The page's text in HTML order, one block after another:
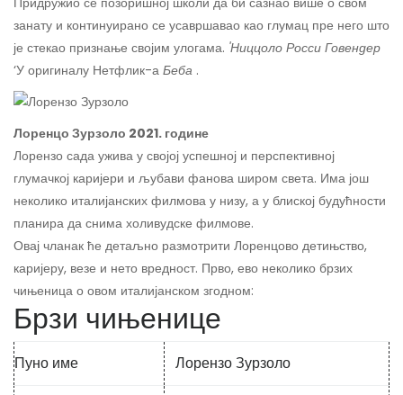
занату и континуирано се усавршавао као глумац пре него што
је стекао признање својим улогама. 'Ниццоло Росси Говендер
‘У оригиналу Нетфлик-а Беба .
Лоренцо Зурзоло 2021. године
Лорензо сада ужива у својој успешној и перспективној
глумачкој каријери и љубави фанова широм света. Има још
неколико италијанских филмова у низу, а у блиској будућности
планира да снима холивудске филмове.
Овај чланак ће детаљно размотрити Лоренцово детињство,
каријеру, везе и нето вредност. Прво, ево неколико брзих
чињеница о овом италијанском згодном:
Брзи чињенице
Пуно име Лорензо Зурзоло